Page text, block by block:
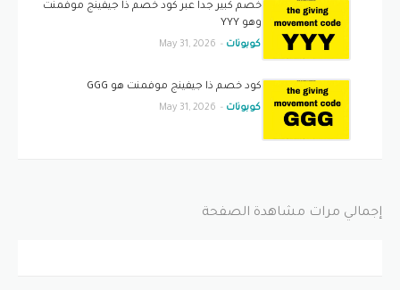
خصم كبير جدا عبر كود خصم ذا جيفينج موفمنت
وهو YYY
كوبونات -
May 31, 2026
كود خصم ذا جيفينج موفمنت هو GGG
كوبونات -
May 31, 2026
إجمالي مرات مشاهدة الصفحة